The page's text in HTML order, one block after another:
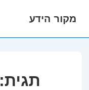
מקור הידע
תגית: